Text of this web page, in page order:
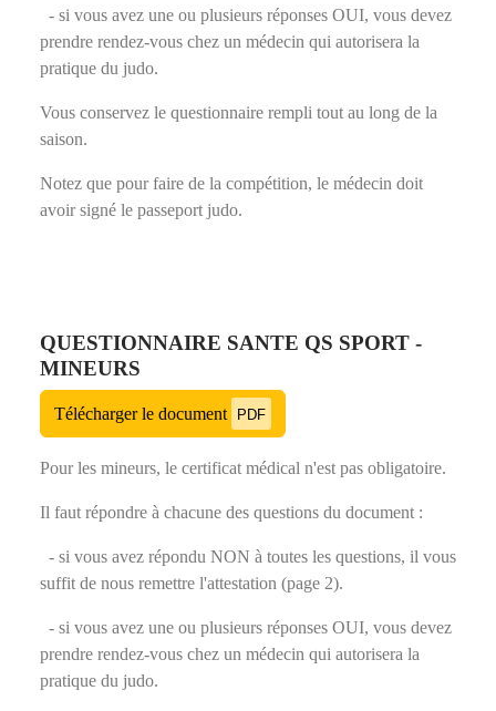
- si vous avez une ou plusieurs réponses OUI, vous devez
prendre rendez-vous chez un médecin qui autorisera la
pratique du judo.
Vous conservez le questionnaire rempli tout au long de la
saison.
Notez que pour faire de la compétition, le médecin doit
avoir signé le passeport judo.
QUESTIONNAIRE SANTE QS SPORT -
MINEURS
Télécharger le document PDF
Pour les mineurs, le certificat médical n'est pas obligatoire.
Il faut répondre à chacune des questions du document :
- si vous avez répondu NON à toutes les questions, il vous
suffit de nous remettre l'attestation (page 2).
- si vous avez une ou plusieurs réponses OUI, vous devez
prendre rendez-vous chez un médecin qui autorisera la
pratique du judo.